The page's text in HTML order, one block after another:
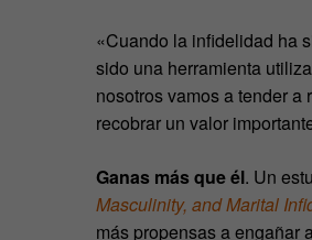
«Cuando la infidelidad ha
sido una herramienta
nosotros vamos a tender
recobrar un valor
Ganas más que él. Un
Masculinity, and Marital
más propensas a engañar